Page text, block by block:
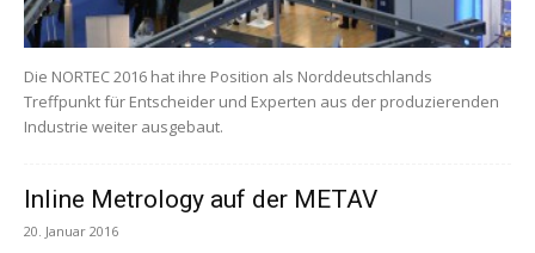
Die NORTEC 2016 hat ihre Position als Norddeutschlands
Treffpunkt für Entscheider und Experten aus der produzierenden
Industrie weiter ausgebaut.
Inline Metrology auf der METAV
20. Januar 2016